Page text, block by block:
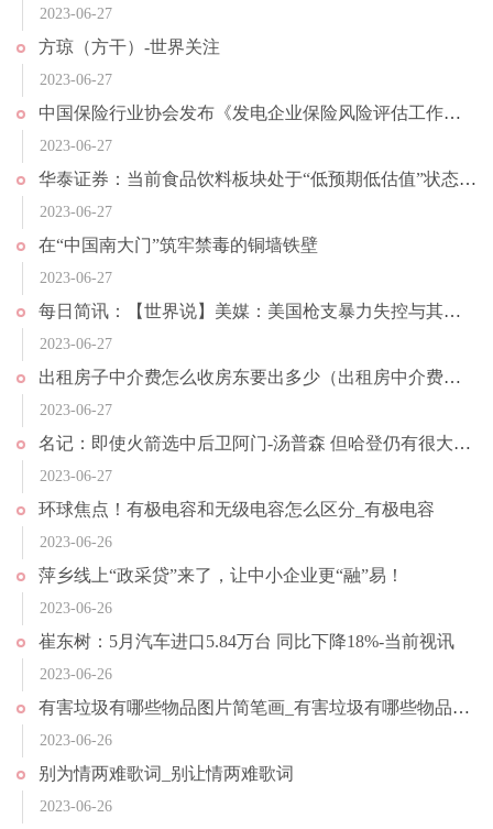
2023-06-27
方琼（方干）-世界关注
2023-06-27
中国保险行业协会发布《发电企业保险风险评估工作指引》；夜间消费成小微经济亮点，长沙夜间消费占全天消费额超6成｜投资者早报
2023-06-27
华泰证券：当前食品饮料板块处于“低预期低估值”状态_速看料
2023-06-27
在“中国南大门”筑牢禁毒的铜墙铁壁
2023-06-27
每日简讯：【世界说】美媒：美国枪支暴力失控与其政府对外战争政策息息相关
2023-06-27
出租房子中介费怎么收房东要出多少（出租房中介费收取标准是多少）
2023-06-27
名记：即使火箭选中后卫阿门-汤普森 但哈登仍有很大可能重返火箭_世界热点
2023-06-27
环球焦点！有极电容和无级电容怎么区分_有极电容
2023-06-26
萍乡线上“政采贷”来了，让中小企业更“融”易！
2023-06-26
崔东树：5月汽车进口5.84万台 同比下降18%-当前视讯
2023-06-26
有害垃圾有哪些物品图片简笔画_有害垃圾有哪些物品_天天快看
2023-06-26
别为情两难歌词_别让情两难歌词
2023-06-26